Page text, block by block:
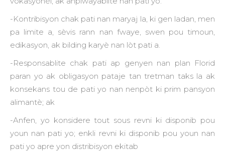
-Kontribisyon chak pati nan maryaj la, ki gen ladan, men
pa limite a, sèvis rann nan fwaye, swen pou timoun,
edikasyon, ak bilding karyè nan lòt pati a.
-Responsablite chak pati ap genyen nan plan Florid
paran yo ak obligasyon pataje tan tretman taks la ak
konsekans tou de pati yo nan nenpòt ki prim pansyon
alimantè; ak
-Anfen, yo konsidere tout sous revni ki disponib pou
youn nan pati yo; enkli revni ki disponib pou youn nan
pati yo apre yon distribisyon ekitab